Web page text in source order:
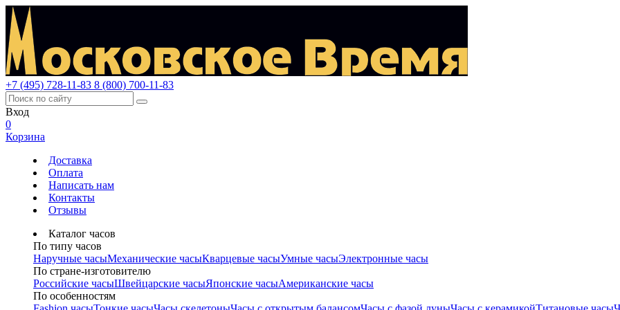
+7 (495) 728-11-83 8 (800) 700-11-83
Вход
0
Корзина
Доставка
Оплата
Написать нам
Контакты
Отзывы
Каталог часов
По типу часов
Наручные часыМеханические часыКварцевые часыУмные часыЭлектронные часы
По стране-изготовителю
Российские часыШвейцарские часыЯпонские часыАмериканские часы
По особенностям